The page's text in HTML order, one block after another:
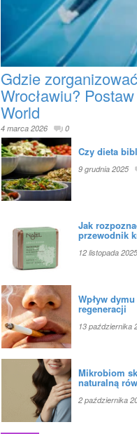
Gdzie
Wrocławiu?
World
4 marca 2026 0
Czy dieta
9 grudnia 2025
Jak
przewodnik
12 listopada 2025
Wpływ
regeneracji
13 października
Mikrobiom
naturalną
2 października